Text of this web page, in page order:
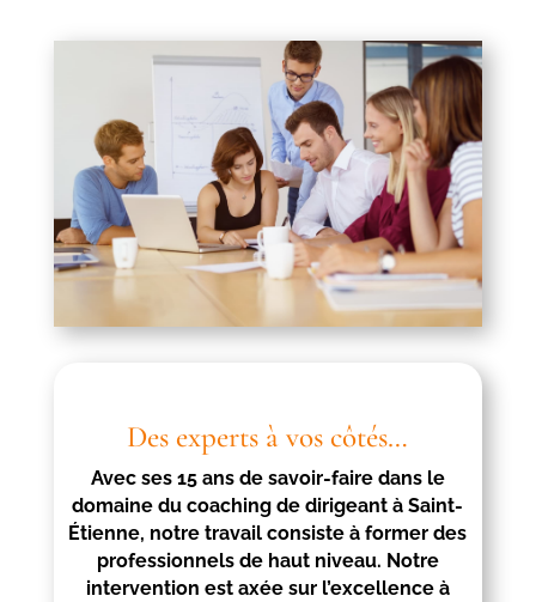
Des experts à vos côtés…
Avec ses 15 ans de savoir-faire dans le
domaine du coaching de dirigeant àSaint-
Étienne, notre travail consiste à former des
professionnels de haut niveau. Notre
intervention est axée sur l’excellence à